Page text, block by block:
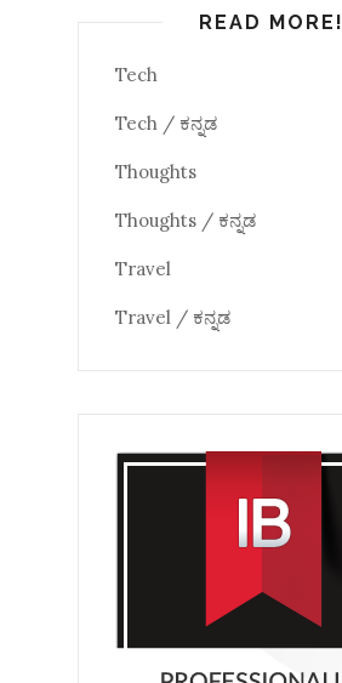
READ MORE!
Tech
Tech / ಕನ್ನಡ
Thoughts
Thoughts / ಕನ್ನಡ
Travel
Travel / ಕನ್ನಡ